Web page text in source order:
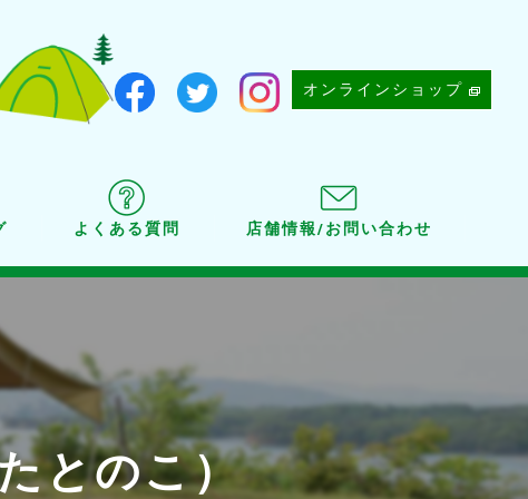
オンラインショップ
よくある質問 店舗情報/お問い合わせ
とのこ）